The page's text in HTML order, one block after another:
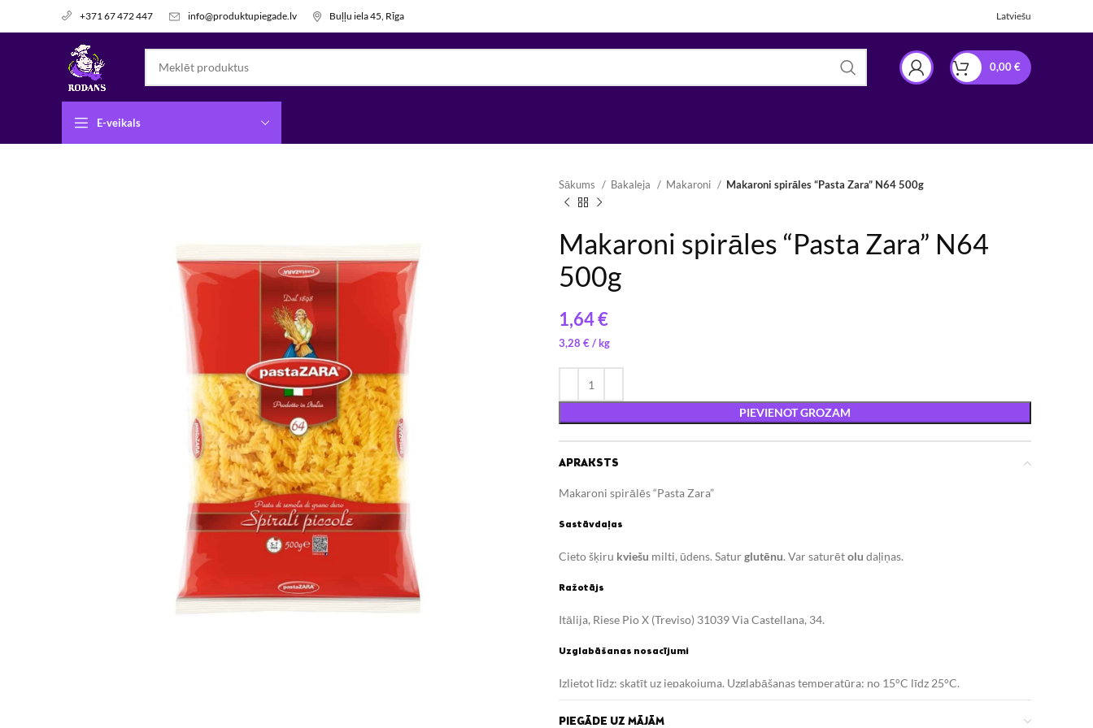
+371 67 472 447 info@produktupiegade.lv Buļļu iela 45, Rīga Latviešu
0,00€
E-veikals
Sākums Bakaleja Makaroni Makaroni spirāles “Pasta Zara” N64 500g
Makaroni spirāles “Pasta Zara” N64
500g
€
3,28 €/
PIEVIENOT GROZAM
APRAKSTS
Makaroni spirālēs “Pasta Zara”
Sastāvdaļas
Cieto šķiru kviešu milti, ūdens. Saturglutēnu. Var saturētolu daļiņas.
Ražotājs
Itālija, Riese Pio X (Treviso) 31039 Via Castellana, 34.
Uzglabāšanas nosacījumi
Izlietot līdz: skatīt uz iepakojuma. Uzglabāšanas temperatūra: no 15°C līdz 25°C.
Uzturvērtība (100g/ml)
PIEGĀDE UZ MĀJĀM